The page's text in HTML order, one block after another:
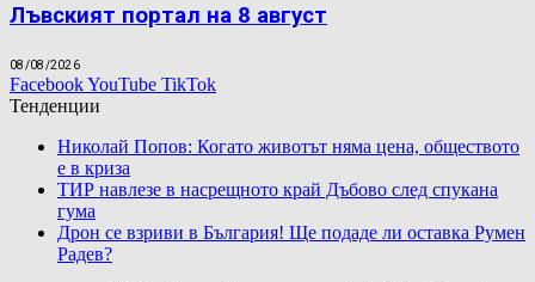
Лъвският портал на 8 август
08/08/2026
FacebookYouTube TikTok
Тенденции
Николай Попов: Когато животът няма цена, обществото
е в криза
ТИР навлезе в насрещното край Дъбово след спукана
гума
Дрон се взриви в България! Ще подаде ли оставка Румен
Радев?